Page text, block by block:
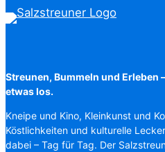
Streunen, Bummeln und Erleben
etwas los.
Kneipe und Kino, Kleinkunst und
Köstlichkeiten und kulturelle
dabei – Tag für Tag. Der